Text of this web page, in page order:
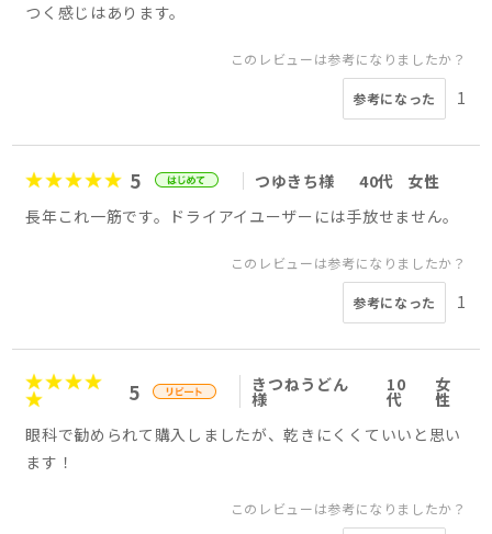
つく感じはあります。
このレビューは参考になりましたか？
参考になった 1
5 つゆきち様 40代
女性
長年これ一筋です。ドライアイユーザーには手放せません。
このレビューは参考になりましたか？
参考になった 1
5 きつねうどん
様
10
代
女
性
眼科で勧められて購入しましたが、乾きにくくていいと思い
ます！
このレビューは参考になりましたか？